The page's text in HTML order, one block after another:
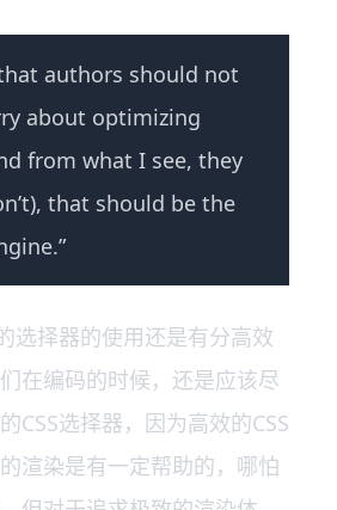
authors should not
about optimizing
from what I see, they
that should be the
选择器的使用还是有分高效
在编码的时候，还是应该尽
CSS选择器，因为高效的CSS
渲染是有一定帮助的，哪怕